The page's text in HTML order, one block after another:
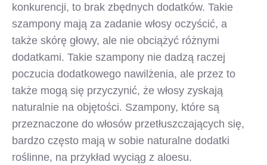
konkurencji, to brak zbędnych dodatków. Takie
szampony mają za zadanie włosy oczyścić, a
także skórę głowy, ale nie obciążyć różnymi
dodatkami. Takie szampony nie dadzą raczej
poczucia dodatkowego nawilżenia, ale przez to
także mogą się przyczynić, że włosy zyskają
naturalnie na objętości. Szampony, które są
przeznaczone do włosów przetłuszczających się,
bardzo często mają w sobie naturalne dodatki
roślinne, na przykład wyciąg z aloesu.